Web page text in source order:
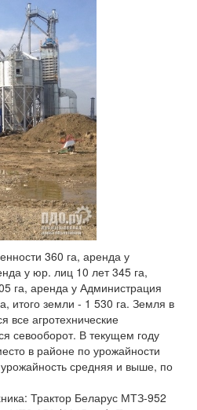
360 га, аренда у
у юр. лиц 10 лет 345 га,
га, аренда у Администрация
итого земли - 1 530 га. Земля в
все агротехнические
севооборот. В текущем году
в районе по урожайности
средняя и выше, по
Трактор Беларус МТЗ-952